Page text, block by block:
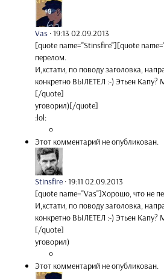
Vas ·19:13 02.09.2013
[quote name="Stinsfire"][quote
перелом.
И,кстати, по поводу заголовка,
конкретно ВЫЛЕТЕЛ :-) Этьен Капу?
[/quote]
уговорил)[/quote]
:lol:
Этот комментарий не опубликован.
Stinsfire ·19:11 02.09.2013
[quote name="Vas"]Хорошо, что не
И,кстати, по поводу заголовка,
конкретно ВЫЛЕТЕЛ :-) Этьен Капу?
[/quote]
уговорил)
Этот комментарий не опубликован.